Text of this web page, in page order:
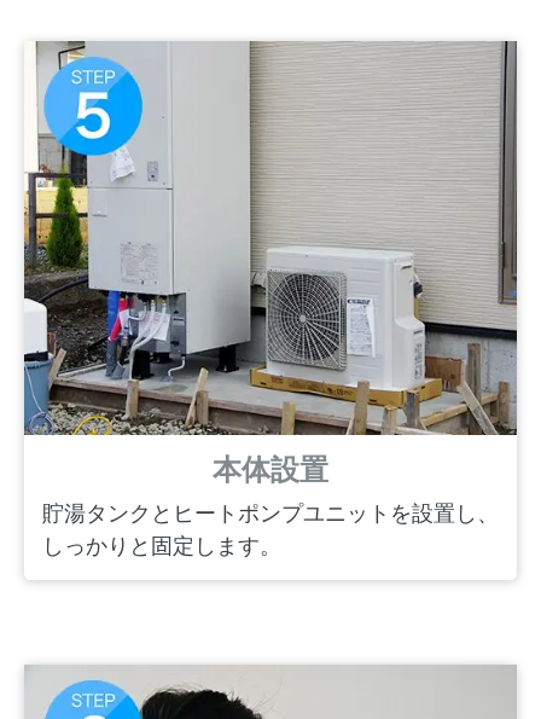
本体設置
貯湯タンクとヒートポンプユニットを設置し、
しっかりと固定します。